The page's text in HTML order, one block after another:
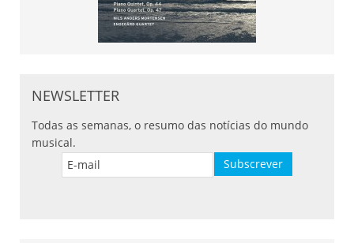
NEWSLETTER
Todas as semanas, o resumo das notícias do mundo
musical.